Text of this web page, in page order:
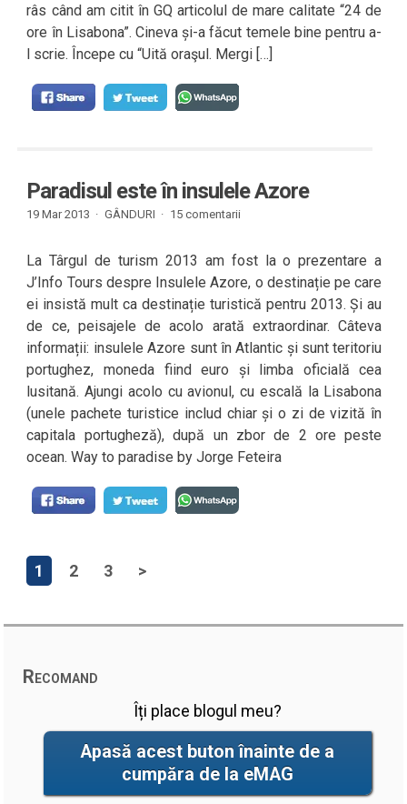
râs când am citit în GQ articolul de mare calitate “24 de
ore în Lisabona”. Cineva și-a făcut temele bine pentru a-
l scrie. Începe cu “Uită oraşul. Mergi […]
Paradisul este în insulele Azore
19 Mar 2013 · GÂNDURI · 15 comentarii
La Târgul de turism 2013 am fost la o prezentare a
J’Info Tours despre Insulele Azore, o destinație pe care
ei insistă mult ca destinație turistică pentru 2013. Și au
de ce, peisajele de acolo arată extraordinar. Câteva
informații: insulele Azore sunt în Atlantic și sunt teritoriu
portughez, moneda fiind euro și limba oficială cea
lusitană. Ajungi acolo cu avionul, cu escală la Lisabona
(unele pachete turistice includ chiar și o zi de vizită în
capitala portugheză), după un zbor de 2 ore peste
ocean. Way to paradise by Jorge Feteira
1 2 3 >
Recomand
Îți place blogul meu?
Apasă acest buton înainte de a
cumpăra de la eMAG